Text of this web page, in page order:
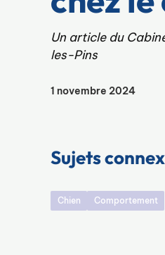
Un article du
les-Pins
1 novembre 2024
Sujets
Chien Comportement